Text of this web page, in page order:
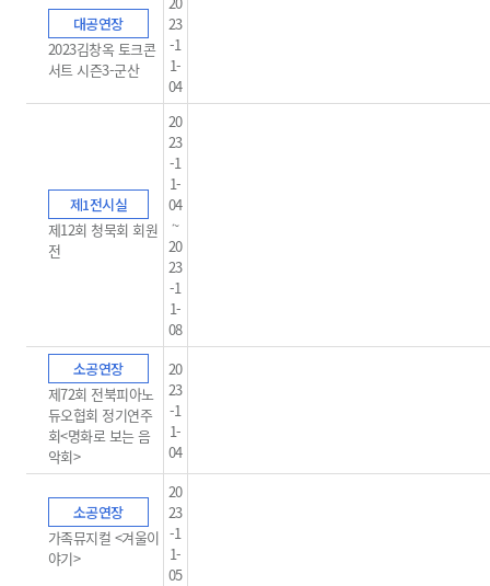
대공연장
2023김창옥 토크콘
서트 시즌3-군산
23
-1
1-
04
제1전시실
제12회 청묵회 회원
전
20
23
-1
1-
04
~
20
23
-1
1-
08
소공연장
제72회 전북피아노
듀오협회 정기연주
회<명화로 보는 음
악회>
20
23
-1
1-
04
소공연장
가족뮤지컬 <겨울이
야기>
20
23
-1
1-
05